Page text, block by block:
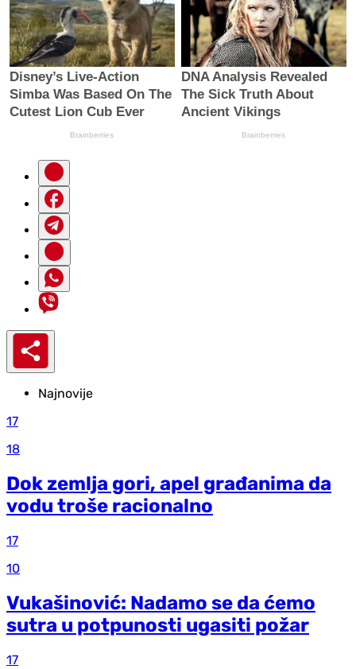
Najnovije
17
18
Dok zemlja gori, apel građanima da
vodu troše racionalno
17
10
Vukašinović: Nadamo se da ćemo
sutra u potpunosti ugasiti požar
17